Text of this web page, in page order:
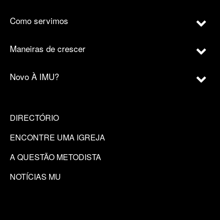
Como servimos
Maneiras de crescer
Novo À IMU?
DIRECTÓRIO
ENCONTRE UMA IGREJA
A QUESTÃO METODISTA
NOTÍCIAS MU